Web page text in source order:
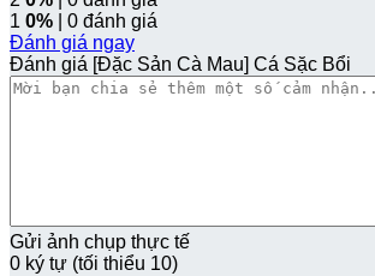
1 0% | 0 đánh giá
Đánh giá ngay
Đánh giá [Đặc Sản Cà Mau] Cá Sặc Bổi
Gửi ảnh chụp thực tế
0 ký tự (tối thiểu 10)